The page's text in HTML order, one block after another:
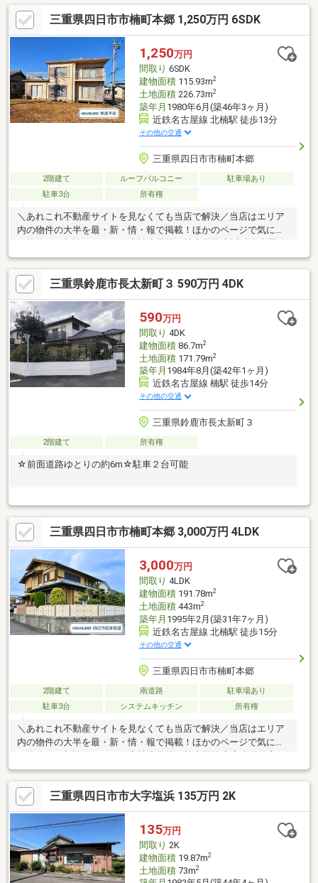
充実。【利便性◎の周辺環境】◆神戸小学校まで徒歩19分、神戸
中学校まで徒歩18分で通学にも便利な立地です。◆近鉄名古屋線
楠駅 徒歩13分です。◆市街地が近く、海まで約2km圏内の暮らし
やすい住環境が魅力です。
三重県四日市市楠町本郷 1,250万円 6SDK
1,250万円
間取り 6SDK
建物面積115.93m2
土地面積226.73m2
築年月 1980年6月(築46年3ヶ月)
近鉄名古屋線 北楠駅 徒歩13分
その他の交通
三重県四日市市楠町本郷
2階建て ルーフバルコニー
駐車場あり
駐車3台
所有権
＼あれこれ不動産サイトを見なくても当店で解決／当店はエリア
内の物件の大半を最・新・情・報で掲載！ほかのページで気にな
る物件もご相談ください。◆楠小学校／楠中学校◆近鉄名古屋線
「北楠」駅 徒歩約13分◆全居室6帖以上◆調理のしやすいL字型
キッチン◆季節物の収納に役立つ納戸※写真をクリックすると、
詳細をご覧いただけます。＝＝＝＝＝＝＝＝＝＝＝＝＝＝＝＝＝
＝＝《平日もご案内可能です♪》地域密着店の私達は、周辺環境、
相場、お得な住宅ローンプランなど丁寧にご案内できます。＝＝
＝＝＝＝＝＝＝＝＝＝＝＝＝＝＝＝＝
三重県鈴鹿市長太新町３ 590万円 4DK
590万円
間取り 4DK
建物面積86.7m2
土地面積171.79m2
築年月 1984年8月(築42年1ヶ月)
近鉄名古屋線 楠駅 徒歩14分
その他の交通
三重県鈴鹿市長太新町３
2階建て 所有権
☆前面道路ゆとりの約6m☆駐車２台可能
三重県四日市市楠町本郷 3,000万円 4LDK
3,000万円
間取り 4LDK
建物面積191.78m2
土地面積443m2
築年月 1995年2月(築31年7ヶ月)
近鉄名古屋線 北楠駅 徒歩15分
その他の交通
三重県四日市市楠町本郷
2階建て 南道路
駐車場あり
駐車3台
システムキッチン 所有権
＼あれこれ不動産サイトを見なくても当店で解決／当店はエリア
内の物件の大半を最・新・情・報で掲載！ほかのページで気にな
る物件もご相談ください。◆楠小学校／楠中学校◆家事動線良好
な2Wayキッチン◆全居室収納＋納戸付きで収納充実◆開放感の
ある吹抜玄関◆書斎スペース付きで在宅ワークにも対応※写真を
クリックすると、詳細をご覧いただけます。＝＝＝＝＝＝＝＝＝
＝＝＝＝＝＝＝＝＝＝《気軽にお寄り下さい♪》店内にキッズスペ
ースも完備♪お子様連れでも気軽に立ち寄っていただけるお店で
す。＝＝＝＝＝＝＝＝＝＝＝＝＝＝＝＝＝＝＝
三重県四日市市大字塩浜 135万円 2K
135万円
間取り 2K
建物面積19.87m2
土地面積73m2